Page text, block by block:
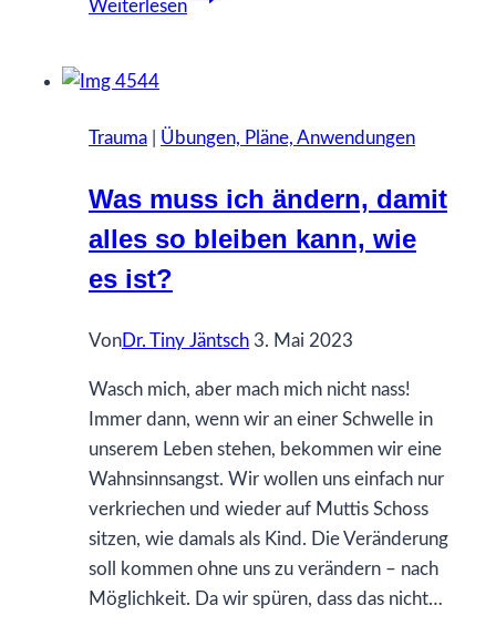
Weiterlesen
Trauma Übungen, Pläne, Anwendungen
Was muss ich ändern, damit
alles so bleiben kann, wie
es ist?
VonDr. Tiny Jäntsch 3. Mai 2023
Wasch mich, aber mach mich nicht nass!
Immer dann, wenn wir an einer Schwelle in
unserem Leben stehen, bekommen wir eine
Wahnsinnsangst. Wir wollen uns einfach nur
verkriechen und wieder auf Muttis Schoss
sitzen, wie damals als Kind. Die Veränderung
soll kommen ohne uns zu verändern – nach
Möglichkeit. Da wir spüren, dass das nicht…